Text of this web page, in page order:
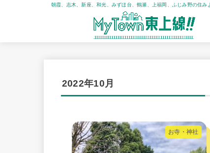
朝霞、志木、新座、和光、みずほ台、鶴瀬、上福岡、ふじみ野の住み
2022年10月
お寺・神社